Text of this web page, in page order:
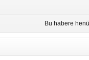
Bu habere